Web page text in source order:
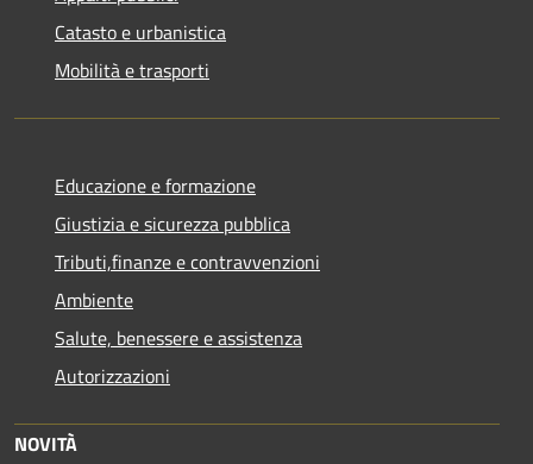
Catasto e urbanistica
Mobilità e trasporti
Educazione e formazione
Giustizia e sicurezza pubblica
Tributi,finanze e contravvenzioni
Ambiente
Salute, benessere e assistenza
Autorizzazioni
NOVITÀ